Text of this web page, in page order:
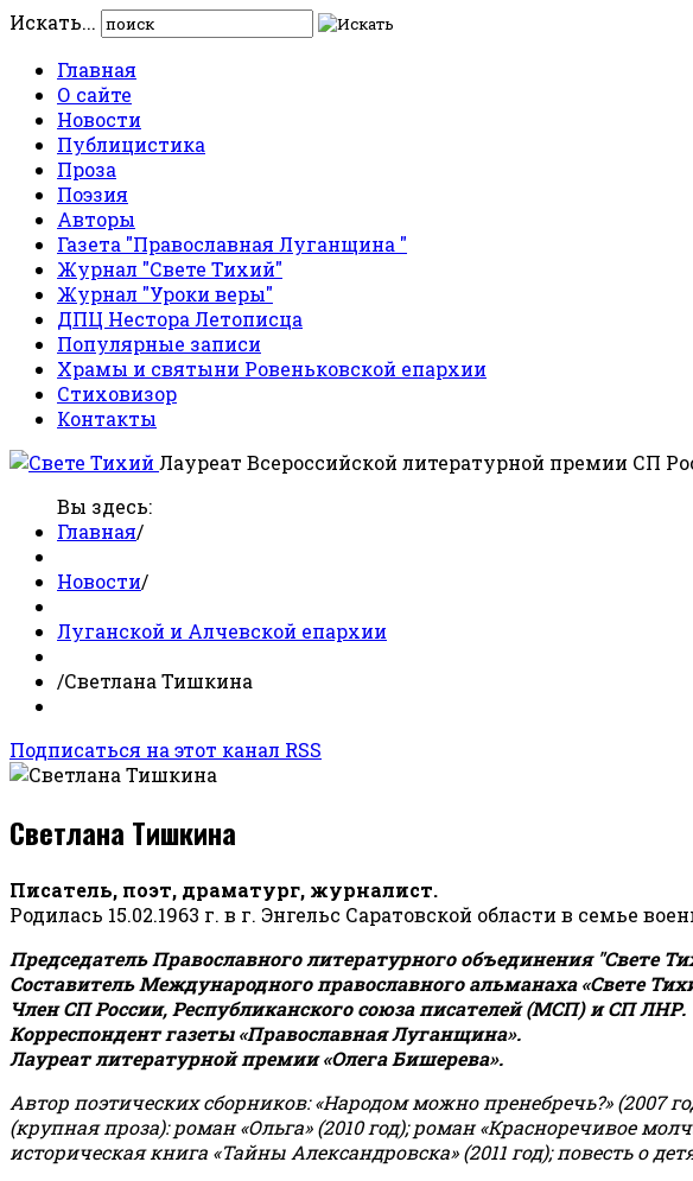
Искать...
Главная
О сайте
Новости
Публицистика
Проза
Поэзия
Авторы
Газета "Православная Луганщина "
Журнал "Свете Тихий"
Журнал "Уроки веры"
ДПЦ Нестора Летописца
Популярные записи
Храмы и святыни Ровеньковской епархии
Стиховизор
Контакты
Лауреат Всероссийской литературной премии СП
Вы здесь:
Главная/
Новости/
Луганской и Алчевской епархии
/Светлана Тишкина
Подписаться на этот канал RSS
Светлана Тишкина
Писатель, поэт, драматург, журналист.
Родилась 15.02.1963 г. в г. Энгельс Саратовской области в семье
Председатель Православного литературного объединения "Свете
Составитель Международного православного альманаха «Свете
Член СП России, Республиканского союза писателей (МСП) и СП ЛНР.
Корреспондент газеты «Православная Луганщина».
Лауреат литературной премии «Олега Бишерева».
Автор поэтических сборников: «Народом можно пренебречь?» (2007
(крупная проза): роман «Ольга» (2010 год); роман «Красноречивое
историческая книга «Тайны Александровска» (2011 год); повесть о